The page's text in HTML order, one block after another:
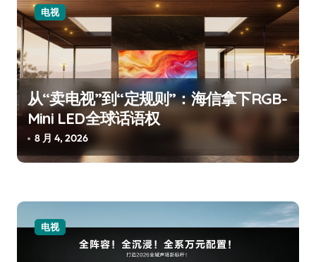
电视
从“卖电视”到“定规则”：海信拿下RGB-
Mini LED全球话语权
8 月 4, 2026
电视